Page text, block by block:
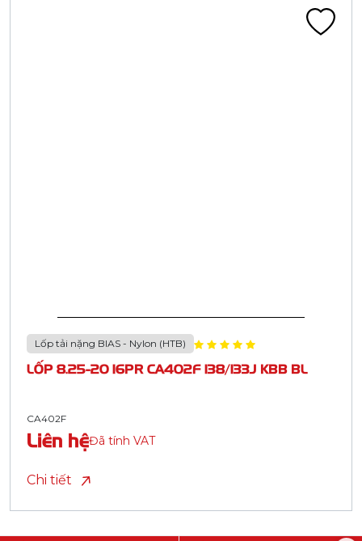
Lốp tải nặng BIAS - Nylon (HTB)
LỐP 8.25-20 16PR CA402F 138/133J KBB BL
CA402F
Liên hệĐã tính VAT
Chi tiết